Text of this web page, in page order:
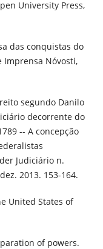
University Press,
das conquistas do
Imprensa Nóvosti,
segundo Danilo
decorrente do
-- A concepção
Judiciário n.
2013. 153-164.
United States of
of powers.